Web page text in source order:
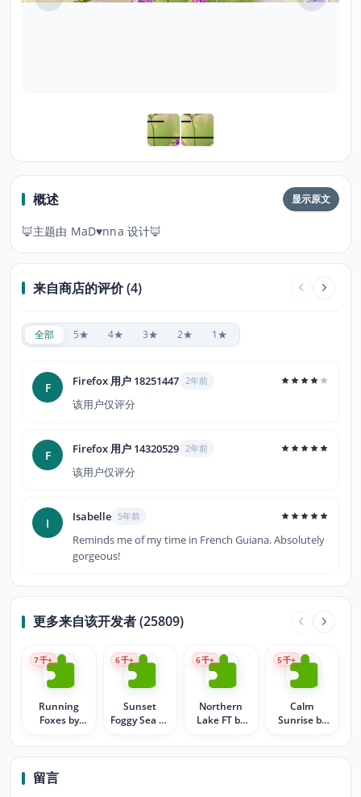
概述 显示原文
🦊主题由 MaD♥nna 设计🦊
来自商店的评价 (4)
全部 5★ 4★ 3★ 2★ 1★
F Firefox 用户 18251447 2年前
该用户仅评分
F Firefox 用户 14320529 2年前
该用户仅评分
I Isabelle 5年前
Reminds me of my time in French Guiana. Absolutely
gorgeous!
更多来自该开发者 (25809)
Running
Foxes by
7千+
Sunset
Foggy Sea by
6千+
Northern
Lake FT by
6千+
Calm
Sunrise by
5千+
留言